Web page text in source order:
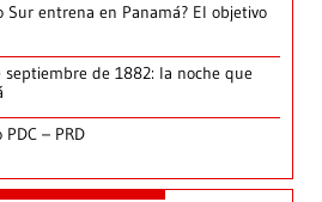
Sur entrena en Panamá? El objetivo
de 1882: la noche que
– PRD